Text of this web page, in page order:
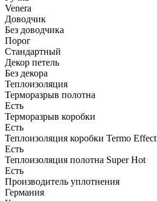
Venera
Доводчик
Без доводчика
Порог
Стандартный
Декор петель
Без декора
Теплоизоляция
Терморазрыв полотна
Есть
Терморазрыв коробки
Есть
Теплоизоляция коробки Termo Effect
Есть
Теплоизоляция полотна Super Нot
Есть
Производитель уплотнения
Германия